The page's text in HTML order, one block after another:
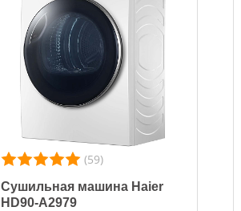
(59)
Сушильная машина Haier
HD90-A2979